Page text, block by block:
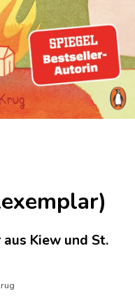
Kiew und St.